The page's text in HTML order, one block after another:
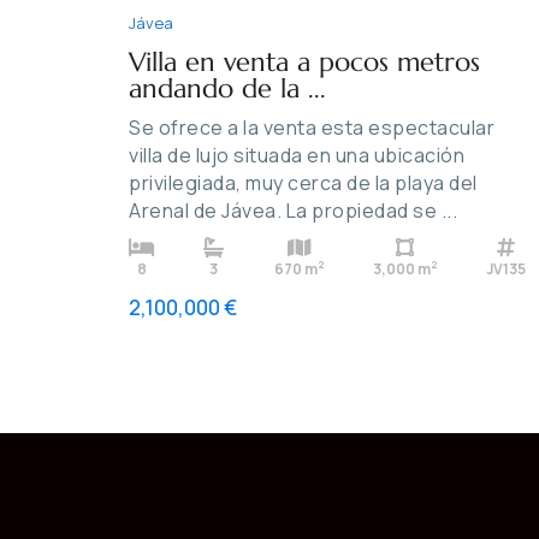
Jávea
Villa en venta a pocos metros
andando de la ...
Se ofrece a la venta esta espectacular
villa de lujo situada en una ubicación
privilegiada, muy cerca de la playa del
Arenal de Jávea. La propiedad se ...
8 3 670 m2 3,000 m2 JV135
2,100,000 €